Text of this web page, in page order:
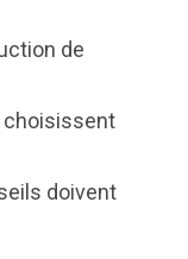
de
choisissent
doivent